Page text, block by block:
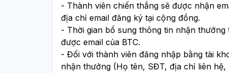
- Thành viên chiến thắng sẽ được nhận
địa chỉ email đăng ký tại cộng đồng.
- Thời gian bổ sung thông tin nhận
được email của BTC.
- Đối với thành viên đăng nhập bằng tài